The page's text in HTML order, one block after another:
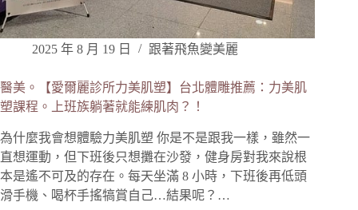
2025 年 8 月 19 日 跟著飛魚變美麗
醫美。【愛爾麗診所力美肌塑】台北體雕推薦：力美肌
塑課程。上班族躺著就能練肌肉？！
為什麼我會想體驗力美肌塑 你是不是跟我一樣，雖然一
直想運動，但下班後只想攤在沙發，健身房對我來說根
本是遙不可及的存在。每天坐滿 8 小時，下班後再低頭
滑手機、喝杯手搖犒賞自己…結果呢？…